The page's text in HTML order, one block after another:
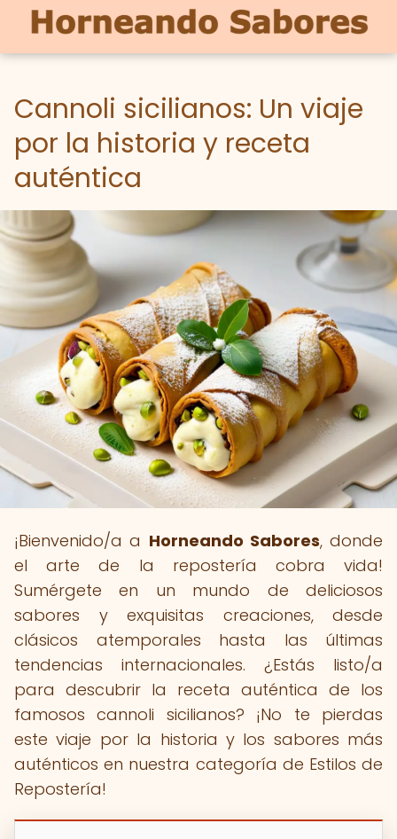
Cannoli sicilianos: Un viaje
por la historia y receta
auténtica
¡Bienvenido/a a Horneando Sabores, donde
el arte de la repostería cobra vida!
Sumérgete en un mundo de deliciosos
sabores y exquisitas creaciones, desde
clásicos atemporales hasta las últimas
tendencias internacionales. ¿Estás listo/a
para descubrir la receta auténtica de los
famosos cannoli sicilianos? ¡No te pierdas
este viaje por la historia y los sabores más
auténticos en nuestra categoría de Estilos de
Repostería!